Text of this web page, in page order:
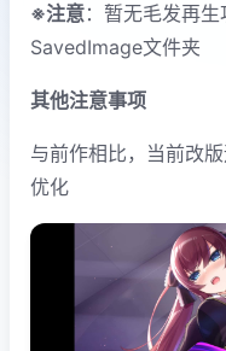
※注意：暂无毛发再
SavedImage文件夹
其他注意事项
与前作相比，当前改
优化